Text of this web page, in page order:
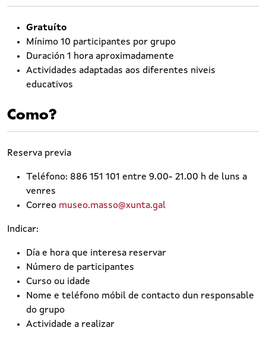
Gratuíto
Mínimo 10 participantes por grupo
Duración 1 hora aproximadamente
Actividades adaptadas aos diferentes niveis
educativos
Como?
Reserva previa
Teléfono: 886 151 101 entre 9.00- 21.00 h de luns a
venres
Correo museo.masso@xunta.gal
Indicar:
Día e hora que interesa reservar
Número de participantes
Curso ou idade
Nome e teléfono móbil de contacto dun responsable
do grupo
Actividade a realizar